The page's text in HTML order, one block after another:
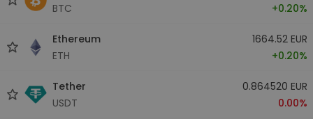
BTC
+0.20%
Ethereum
ETH
1664.52 EUR
+0.20%
Tether
USDT
0.864520 EUR
0.00%